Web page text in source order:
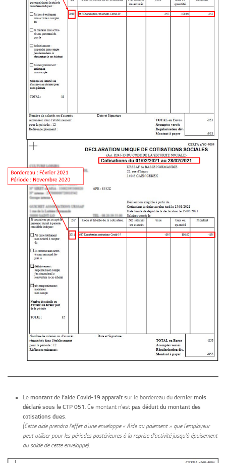
Le montant de l’aide Covid-19 apparaît sur le bordereau du dernier mois
déclaré sous le CTP 051. Ce montant n’est pas déduit du montant des
cotisations dues.
(Cette aide prendra l’effet d’une enveloppe « Aide au paiement » que l’employeur
peut utiliser pour les périodes postérieures à la reprise d’activité jusqu’à épuisement
du solde de cette enveloppe).